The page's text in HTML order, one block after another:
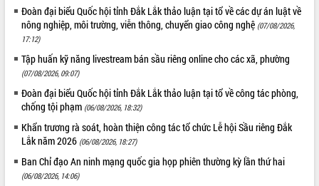
Nâng cao hiệu quả hoạt động của các
doanh nghiệp nhà nước
Hội nghị triển khai kết nối mạng
truyền số liệu chuyên dùng phục vụ cơ
quan Đảng, Nhà nước
Lễ phát động chuỗi hoạt động chung
tay làm sạch môi trường
Xã Ea Kar bước chuyển mình trong
công tác cải cách hành chính mô hình
UBND tỉnh họp báo định kỳ tháng 4
năm 2026
Đoàn đại biểu Quốc hội tỉnh Đắk Lắk thảo luận tại tổ về các dự án luật về
nông nghiệp, môi trường, viễn thông, chuyển giao công nghệ (07/08/2026,
17:12)
Tập huấn kỹ năng livestream bán sầu riêng online cho các xã, phường
(07/08/2026, 09:07)
Đoàn đại biểu Quốc hội tỉnh Đắk Lắk thảo luận tại tổ về công tác phòng,
chống tội phạm (06/08/2026, 18:32)
Khẩn trương rà soát, hoàn thiện công tác tổ chức Lễ hội Sầu riêng Đắk
Lắk năm 2026 (06/08/2026, 18:27)
Ban Chỉ đạo An ninh mạng quốc gia họp phiên thường kỳ lần thứ hai
(06/08/2026, 14:06)